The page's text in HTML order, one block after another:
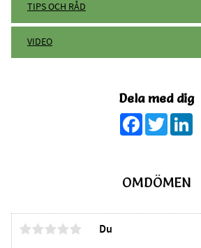
TIPS OCH RÅD
VIDEO
Dela med dig
Facebook
Twitter
OMDÖMEN
Du